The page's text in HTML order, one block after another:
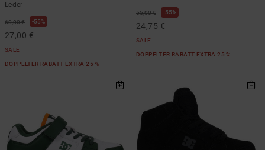
Leder
60,00 € 55%
27,00 €
SALE
DOPPELTER RABATT EXTRA 25 %
55,00 € 55%
24,75 €
SALE
DOPPELTER RABATT EXTRA 25 %